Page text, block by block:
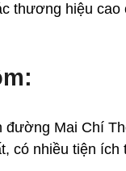
thương hiệu
Mai Chí
có nhiều tiện ích